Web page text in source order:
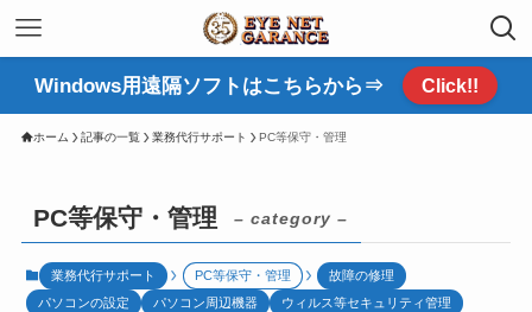
Windows用遠隔ソフトはこちらから⇒ Click!!
ホーム 記事の一覧 業務代行サポート PC等保守・管理
PC等保守・管理 – category –
業務代行サポート PC等保守・管理
故障の修理
パソコンの設定
パソコン周辺機器
ウィルス等セキュリティ管理